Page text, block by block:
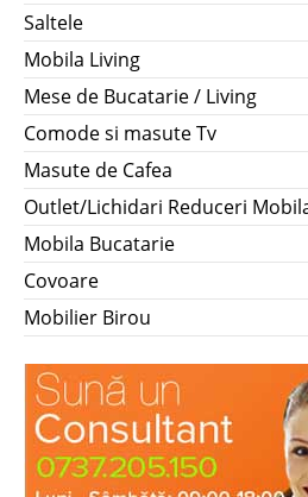
Saltele
Mobila Living
Mese de Bucatarie / Living
Comode si masute Tv
Masute de Cafea
Outlet/Lichidari Reduceri
Mobila Bucatarie
Covoare
Mobilier Birou